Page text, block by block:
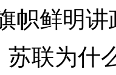
帜鲜明
联为什